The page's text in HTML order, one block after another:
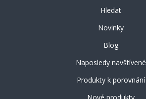
Hledat
Novinky
Blog
Naposledy navštívené
Produkty k porovnání